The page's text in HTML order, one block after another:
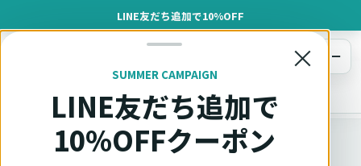
LINE友だち追加で10%OFF
×
SUMMER CAMPAIGN
LINE友だち追加で
10%OFFクーポン
オットキャスト
メニュー
車種適合確認
車種適合確認